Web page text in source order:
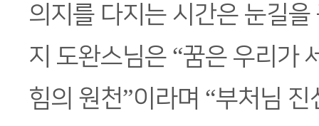
의지를 다지는 시간은 눈길
지 도완스님은 “꿈은 우리가
힘의 원천”이라며 “부처님